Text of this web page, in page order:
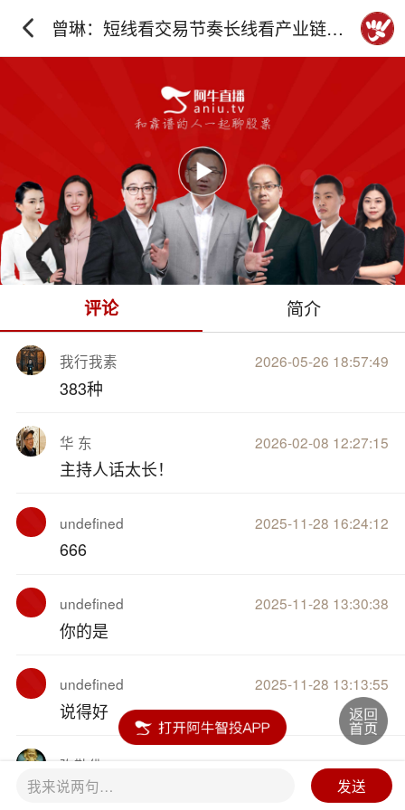
曾琳：短线看交易节奏长线看产业链深
度研究
评论 简介
我行我素 2026-05-26 18:57:49
383种
华 东 2026-02-08 12:27:15
主持人话太长！
undefined 2025-11-28 16:24:12
666
undefined 2025-11-28 13:30:38
你的是
undefined 2025-11-28 13:13:55
说得好
弥勒佛 2025-09-11 16:32:04
8
我来说两句… 发送